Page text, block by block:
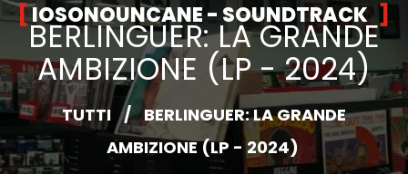
IOSONOUNCANE - SOUNDTRACK
BERLINGUER: LA GRANDE
AMBIZIONE (LP - 2024)
TUTTI / BERLINGUER: LA GRANDE
AMBIZIONE (LP - 2024)